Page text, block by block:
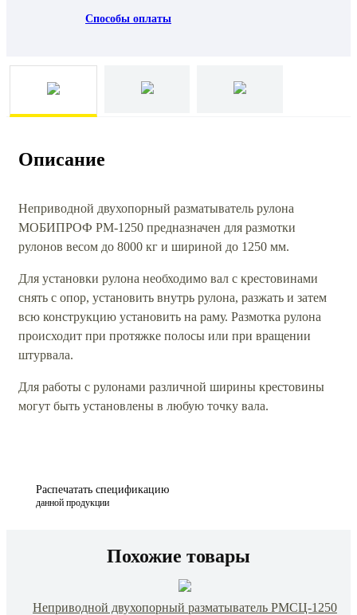
Способы оплаты
Описание
Неприводной двухопорный разматыватель рулона
МОБИПРОФ РМ-1250 предназначен для размотки
рулонов весом до 8000 кг и шириной до 1250 мм.
Для установки рулона необходимо вал с крестовинами
снять с опор, установить внутрь рулона, разжать и затем
всю конструкцию установить на раму. Размотка рулона
происходит при протяжке полосы или при вращении
штурвала.
Для работы с рулонами различной ширины крестовины
могут быть установлены в любую точку вала.
Распечатать спецификацию
данной продукции
Похожие товары
Неприводной двухопорный разматыватель РМСЦ-1250